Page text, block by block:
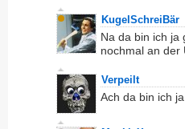
KugelSchreiBär
Na da bin ich ja
nochmal an der
Verpeilt
Ach da bin ich